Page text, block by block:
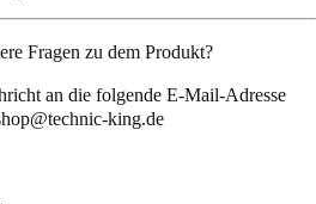
Fragen zu dem Produkt?
an die folgende E-Mail-Adresse
king.de